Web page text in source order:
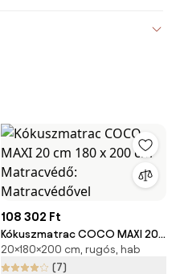
108 302 Ft
Kókuszmatrac COCO MAXI 20
cm 180 x 200 cm Matracvédő:
Matracvédővel
20×180×200 cm, rugós, hab
(7)